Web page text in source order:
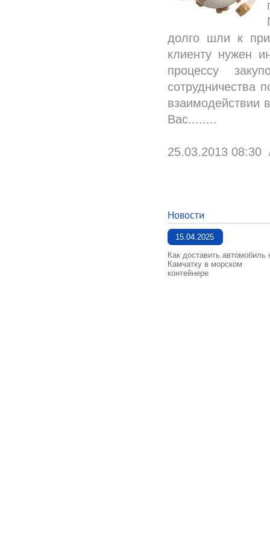
долго шли к
клиенту нужен
процессу
сотрудничества
взаимодействии
Вас........
25.03.2013 08:30
Новости
15.04.2025
Как доставить автомобиль
Камчатку в морском
контейнере